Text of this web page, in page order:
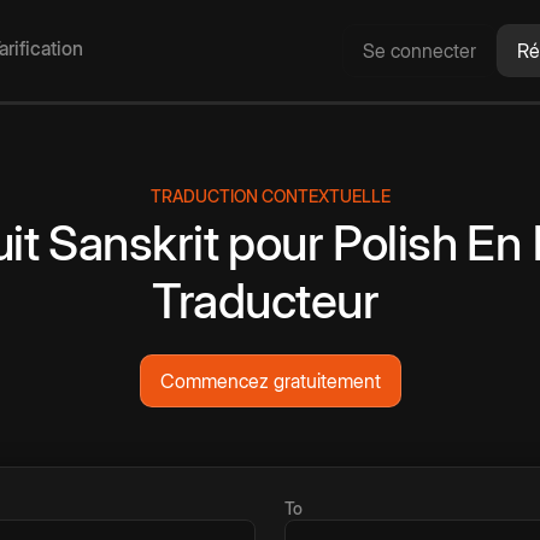
Se connecter
TRADUCTION CONTEXTUELLE
Sanskritpour Polish En
Traducteur
Commencez gratuitement
To